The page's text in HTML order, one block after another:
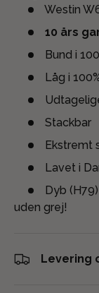
Westin
10 års
Bund i
Låg i
Stackbar
Ekstremt
Lavet i
Dyb
uden grej!
Levering